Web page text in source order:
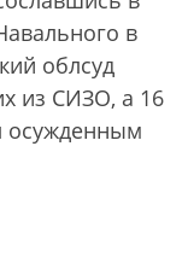
в
облсуд
из СИЗО, а 16
осужденным